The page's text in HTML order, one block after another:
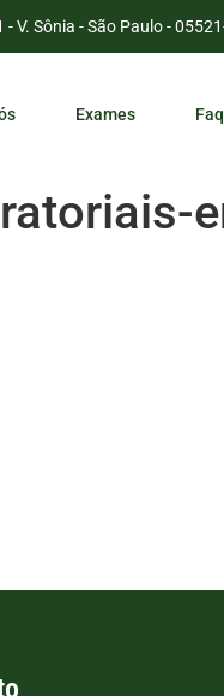
V. Sônia - São Paulo -
Exames Faq